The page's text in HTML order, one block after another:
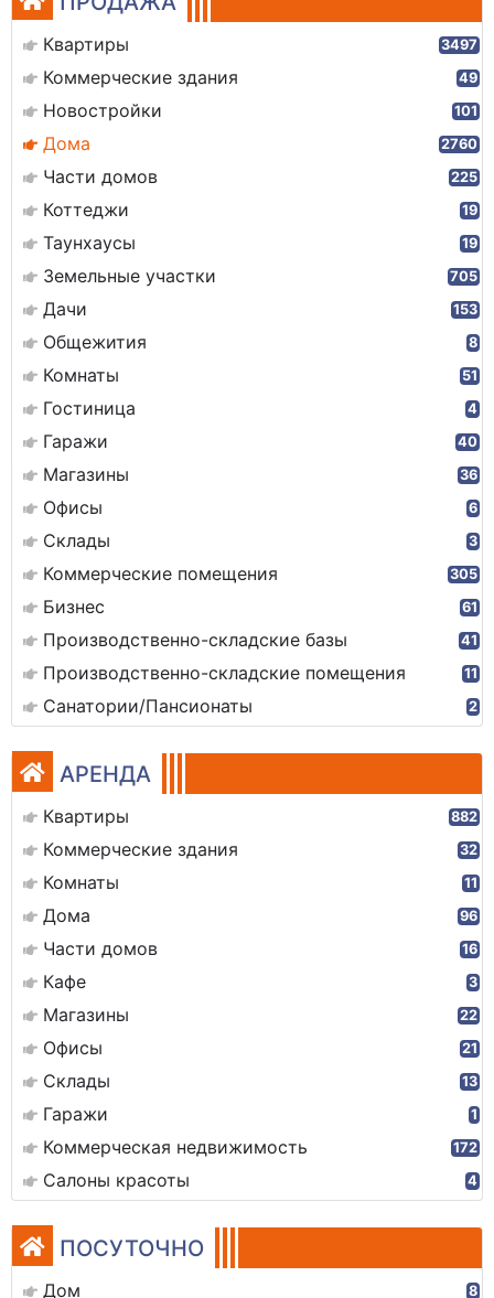
Квартиры 3497
Коммерческие здания 49
Новостройки 101
Дома 2760
Части домов 225
Коттеджи 19
Таунхаусы 19
Земельные участки 705
Дачи 153
Общежития 8
Комнаты 51
Гостиница 4
Гаражи 40
Магазины 36
Офисы 6
Склады 3
Коммерческие помещения 305
Бизнес 61
Производственно-складские базы 41
Производственно-складские помещения 11
Санатории/Пансионаты 2
АРЕНДА
Квартиры 882
Коммерческие здания 32
Комнаты 11
Дома 96
Части домов 16
Кафе 3
Магазины 22
Офисы 21
Склады 13
Гаражи 1
Коммерческая недвижимость 172
Салоны красоты 4
ПОСУТОЧНО
Дом 8